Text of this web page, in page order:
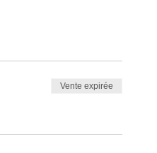
Vente expirée